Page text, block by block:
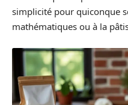
simplicité pour quiconque
mathématiques ou à la